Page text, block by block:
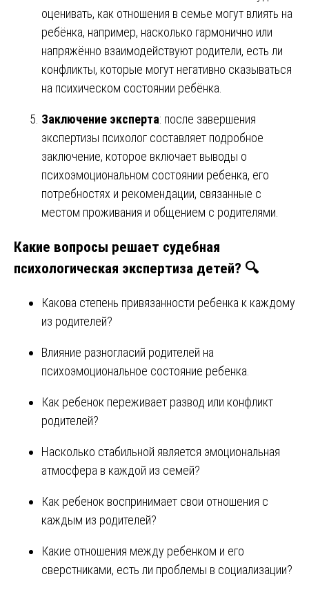
оценивать, как отношения в семье могут влиять на
ребёнка, например, насколько гармонично или
напряжённо взаимодействуют родители, есть ли
конфликты, которые могут негативно сказываться
на психическом состоянии ребёнка.
Заключение эксперта: после завершения
экспертизы психолог составляет подробное
заключение, которое включает выводы о
психоэмоциональном состоянии ребенка, его
потребностях и рекомендации, связанные с
местом проживания и общением с родителями.
Какие вопросы решает судебная
психологическая экспертиза детей? 🔍
Какова степень привязанности ребенка к каждому
из родителей?
Влияние разногласий родителей на
психоэмоциональное состояние ребенка.
Как ребенок переживает развод или конфликт
родителей?
Насколько стабильной является эмоциональная
атмосфера в каждой из семей?
Как ребенок воспринимает свои отношения с
каждым из родителей?
Какие отношения между ребенком и его
сверстниками, есть ли проблемы в социализации?